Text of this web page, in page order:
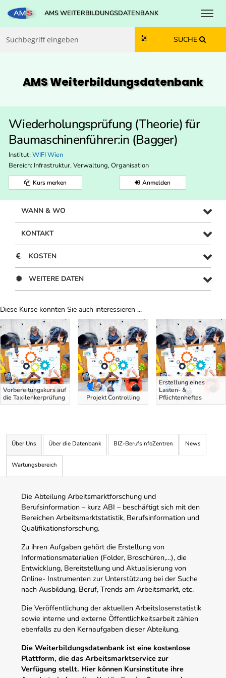
Zum Inhalt springen
Zum Navmenü springen
Zur Suche springen
Zur Footer springen
AMS WEITERBILDUNGSDATENBANK
SUCHE
AMS Weiterbildungs­datenbank
Wiederholungsprüfung (Theorie) für
Baumaschinenführer:in (Bagger)
Institut: WIFI Wien
Bereich: Infrastruktur, Verwaltung, Organisation
Kurs merken Anmelden
WANN & WO
KONTAKT
KOSTEN
WEITERE DATEN
Diese Kurse könnten Sie auch interessieren ...
Uber Weiterbildungsvorschläge
Vorbereitungskurs auf
die Taxilenkerprüfung
Projekt Controlling
Erstellung eines
Lasten- &
Pflichtenheftes
Über Uns Über die Datenbank BIZ-BerufsInfoZentren News
Wartungsbereich
Die Abteilung Arbeitsmarktforschung und
Berufsinformation – kurz ABI – beschäftigt sich mit den
Bereichen Arbeitsmarktstatistik, Berufsinformation und
Qualifikationsforschung.
Zu ihren Aufgaben gehört die Erstellung von
Informationsmaterialien (Folder, Broschüren,…), die
Entwicklung, Bereitstellung und Aktualisierung von
Online- Instrumenten zur Unterstützung bei der Suche
nach Ausbildung, Beruf, Trends am Arbeitsmarkt, etc.
Die Veröffentlichung der aktuellen Arbeitslosenstatistik
sowie interne und externe Öffentlichkeitsarbeit zählen
ebenfalls zu den Kernaufgaben dieser Abteilung.
Die Weiterbildungsdatenbank ist eine kostenlose
Plattform, die das Arbeitsmarktservice zur
Verfügung stellt. Hier können Kursinstitute ihre